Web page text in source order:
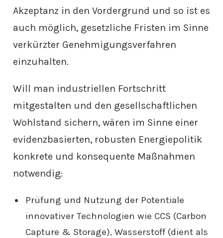
Akzeptanz in den Vordergrund und so ist es
auch möglich, gesetzliche Fristen im Sinne
verkürzter Genehmigungsverfahren
einzuhalten.
Will man industriellen Fortschritt
mitgestalten und den gesellschaftlichen
Wohlstand sichern, wären im Sinne einer
evidenzbasierten, robusten Energiepolitik
konkrete und konsequente Maßnahmen
notwendig:
Prüfung und Nutzung der Potentiale
innovativer Technologien wie CCS (Carbon
Capture & Storage), Wasserstoff (dient als